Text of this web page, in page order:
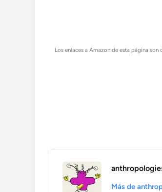
Los enlaces a Amazon de esta página
Más de